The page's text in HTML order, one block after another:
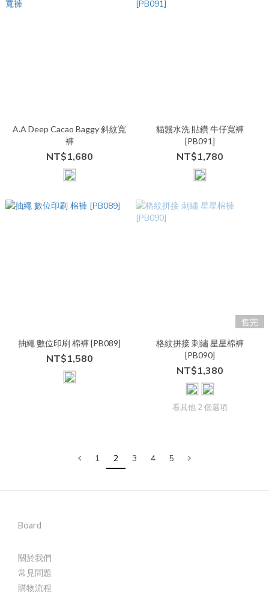
A.A Deep Cacao Baggy 斜紋寬
褲
NT$1,680
貓鬚水洗 貼鑽 牛仔寬褲
[PB091]
NT$1,780
抽繩 數位印刷 棉褲 [PB089]
NT$1,580
售完
格紋拼接 刺繡 星星棉褲
[PB090]
NT$1,380
看其他 2 個選項
1 2 3 4 5
Board
關於我們
常見問題
購物流程